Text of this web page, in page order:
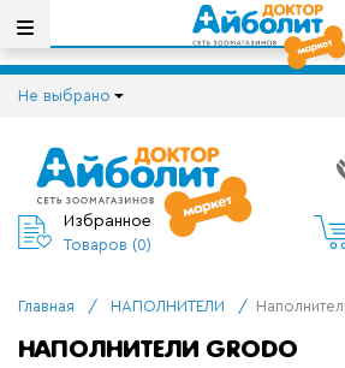
Не выбрано
Избранное
Товаров (0)
Главная / НАПОЛНИТЕЛИ /
НАПОЛНИТЕЛИ GRODO